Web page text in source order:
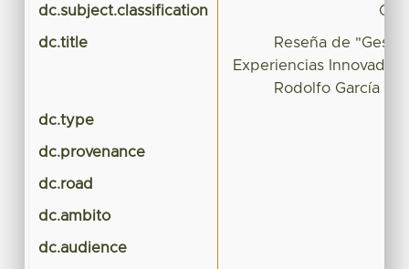
dc.subject.classification
dc.title
Reseña de
Experiencias
Rodolfo García
dc.type
dc.provenance
dc.road
dc.ambito
dc.audience